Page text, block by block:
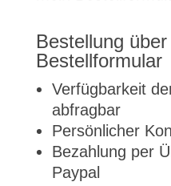
Bestellung
Bestellformular
Verfügbarkeit
abfragbar
Persönlicher
Bezahlung per
Paypal